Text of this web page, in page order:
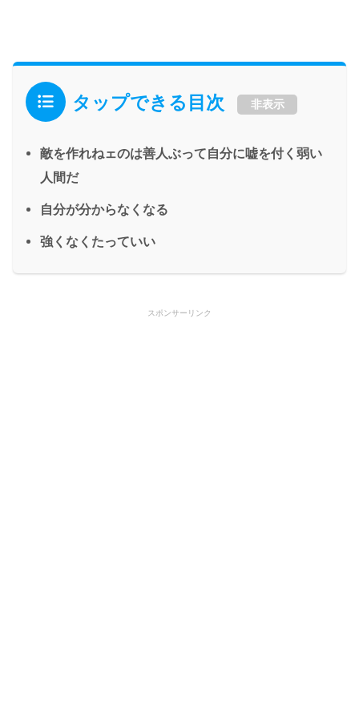
タップできる目次 非表示
敵を作れねェのは善人ぶって自分に嘘を付く弱い
人間だ
自分が分からなくなる
強くなくたっていい
スポンサーリンク